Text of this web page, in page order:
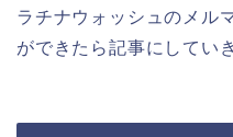
ラチナウォッシュのメル
ができたら記事にしてい